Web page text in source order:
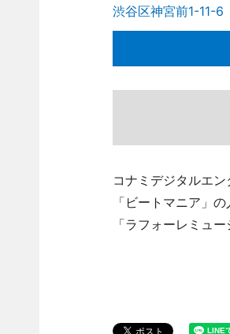
渋谷区神宮前1-11-6
コナミデジタルエ
「ビートマニア」
「ラフォーレミュ